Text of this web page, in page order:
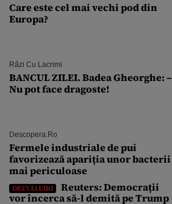
Care este cel mai vechi pod din
Europa?
Râzi Cu Lacrimi
BANCUL ZILEI. Badea Gheorghe: –
Nu pot face dragoste!
Descopera.ro
Fermele industriale de pui
favorizează apariția unor bacterii
mai periculoase
DEZVĂLUIRI
Reuters: Democrații
vor încerca să-l demită pe Trump